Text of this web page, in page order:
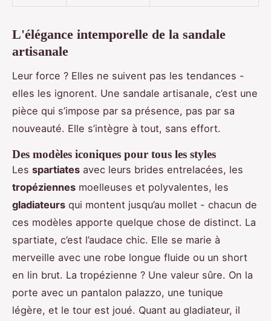
L'élégance intemporelle de la sandale
artisanale
Leur force ? Elles ne suivent pas les tendances -
elles les ignorent. Une sandale artisanale, c’est une
pièce qui s’impose par sa présence, pas par sa
nouveauté. Elle s’intègre à tout, sans effort.
Des modèles iconiques pour tous les styles
Les spartiates avec leurs brides entrelacées, les
tropéziennes moelleuses et polyvalentes, les
gladiateurs qui montent jusqu’au mollet - chacun de
ces modèles apporte quelque chose de distinct. La
spartiate, c’est l’audace chic. Elle se marie à
merveille avec une robe longue fluide ou un short
en lin brut. La tropézienne ? Une valeur sûre. On la
porte avec un pantalon palazzo, une tunique
légère, et le tour est joué. Quant au gladiateur, il